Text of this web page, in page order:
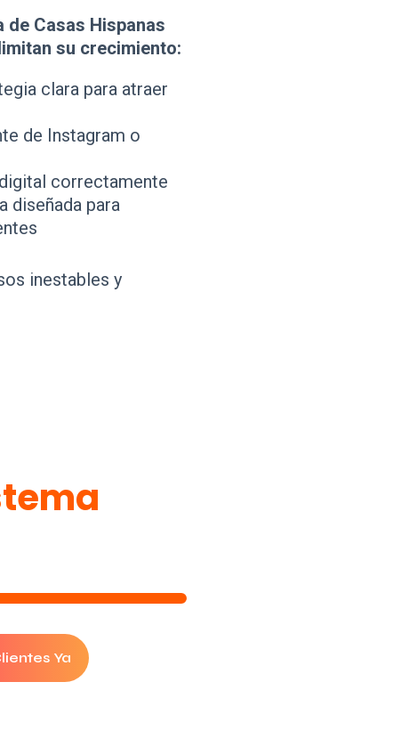
de Casas Hispanas
su crecimiento:
clara para atraer
de Instagram o
correctamente
diseñada para
inestables y
Ya